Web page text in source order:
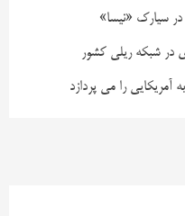
سیارک «نیسا»
در شبکه ریلی کشور
را می پردازد